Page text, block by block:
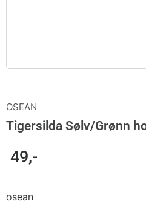
OSEAN
Tigersilda Sølv/Grønn
49,-
osean